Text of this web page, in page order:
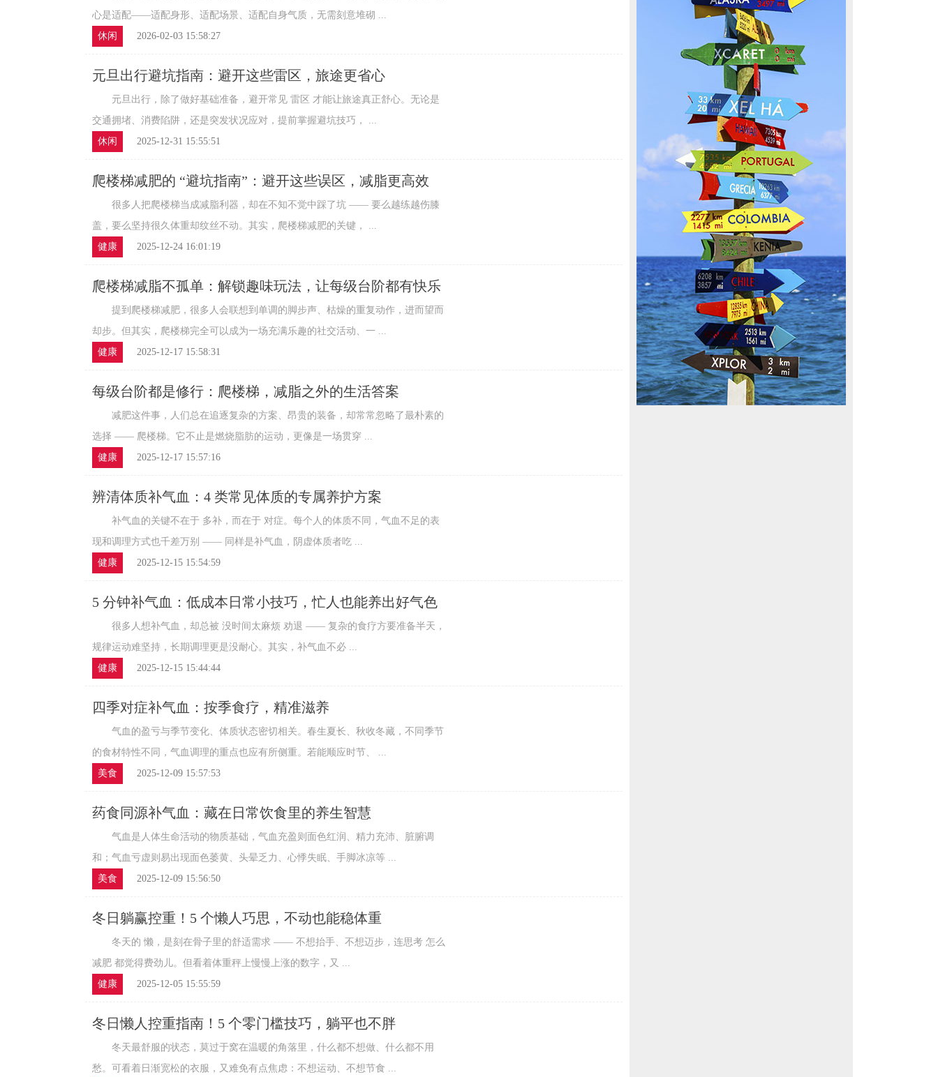
心是适配——适配身形、适配场景、适配自身气质，无需刻意堆砌 ...
休闲
2026-02-03 15:58:27
元旦出行避坑指南：避开这些雷区，旅途更省心
元旦出行，除了做好基础准备，避开常见 雷区 才能让旅途真正舒心。无论是
交通拥堵、消费陷阱，还是突发状况应对，提前掌握避坑技巧， ...
休闲
2025-12-31 15:55:51
爬楼梯减肥的 “避坑指南”：避开这些误区，减脂更高效
很多人把爬楼梯当成减脂利器，却在不知不觉中踩了坑 —— 要么越练越伤膝
盖，要么坚持很久体重却纹丝不动。其实，爬楼梯减肥的关键， ...
健康
2025-12-24 16:01:19
爬楼梯减脂不孤单：解锁趣味玩法，让每级台阶都有快乐
提到爬楼梯减肥，很多人会联想到单调的脚步声、枯燥的重复动作，进而望而
却步。但其实，爬楼梯完全可以成为一场充满乐趣的社交活动、一 ...
健康
2025-12-17 15:58:31
每级台阶都是修行：爬楼梯，减脂之外的生活答案
减肥这件事，人们总在追逐复杂的方案、昂贵的装备，却常常忽略了最朴素的
选择 —— 爬楼梯。它不止是燃烧脂肪的运动，更像是一场贯穿 ...
健康
2025-12-17 15:57:16
辨清体质补气血：4 类常见体质的专属养护方案
补气血的关键不在于 多补，而在于 对症。每个人的体质不同，气血不足的表
现和调理方式也千差万别 —— 同样是补气血，阴虚体质者吃 ...
健康
2025-12-15 15:54:59
5 分钟补气血：低成本日常小技巧，忙人也能养出好气色
很多人想补气血，却总被 没时间太麻烦 劝退 —— 复杂的食疗方要准备半天，
规律运动难坚持，长期调理更是没耐心。其实，补气血不必 ...
健康
2025-12-15 15:44:44
四季对症补气血：按季食疗，精准滋养
气血的盈亏与季节变化、体质状态密切相关。春生夏长、秋收冬藏，不同季节
的食材特性不同，气血调理的重点也应有所侧重。若能顺应时节、 ...
美食
2025-12-09 15:57:53
药食同源补气血：藏在日常饮食里的养生智慧
气血是人体生命活动的物质基础，气血充盈则面色红润、精力充沛、脏腑调
和；气血亏虚则易出现面色萎黄、头晕乏力、心悸失眠、手脚冰凉等 ...
美食
2025-12-09 15:56:50
冬日躺赢控重！5 个懒人巧思，不动也能稳体重
冬天的 懒，是刻在骨子里的舒适需求 —— 不想抬手、不想迈步，连思考 怎么
减肥 都觉得费劲儿。但看着体重秤上慢慢上涨的数字，又 ...
健康
2025-12-05 15:55:59
冬日懒人控重指南！5 个零门槛技巧，躺平也不胖
冬天最舒服的状态，莫过于窝在温暖的角落里，什么都不想做、什么都不用
愁。可看着日渐宽松的衣服，又难免有点焦虑：不想运动、不想节食 ...